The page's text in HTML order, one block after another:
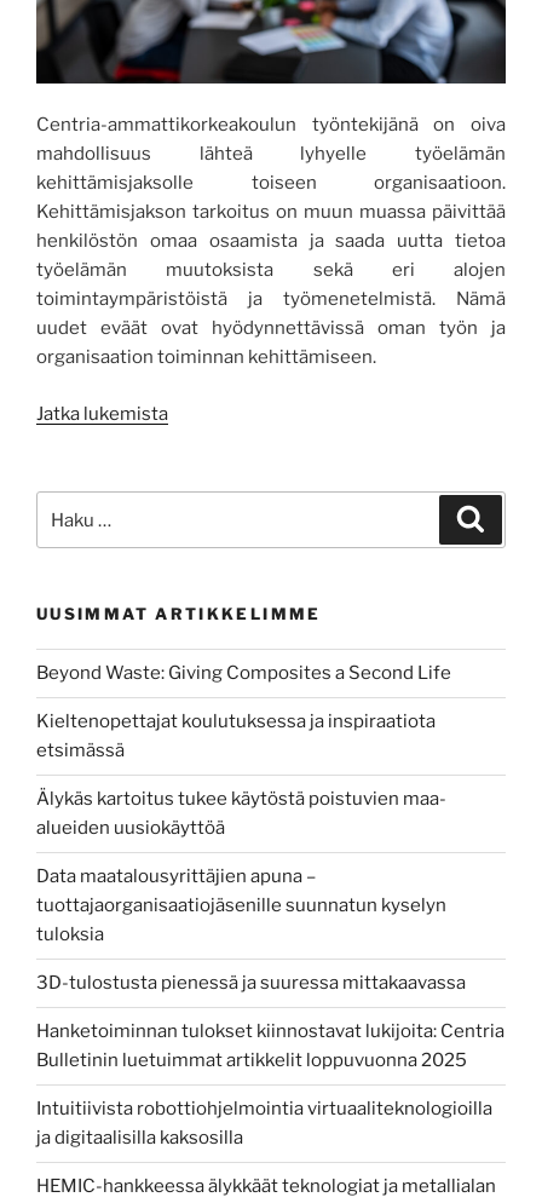
Centria-ammattikorkeakoulun työntekijänä on oiva
mahdollisuus lähteä lyhyelle työelämän
kehittämisjaksolle toiseen organisaatioon.
Kehittämisjakson tarkoitus on muun muassa päivittää
henkilöstön omaa osaamista ja saada uutta tietoa
työelämän muutoksista sekä eri alojen
toimintaympäristöistä ja työmenetelmistä. Nämä
uudet eväät ovat hyödynnettävissä oman työn ja
organisaation toiminnan kehittämiseen.
Jatka lukemista”Erilainen
UUSIMMAT ARTIKKELIMME
Beyond Waste: Giving Composites a Second Life
Kieltenopettajat koulutuksessa ja inspiraatiota
etsimässä
Älykäs kartoitus tukee käytöstä poistuvien maa-
alueiden uusiokäyttöä
Data maatalousyrittäjien apuna –
tuottajaorganisaatiojäsenille suunnatun kyselyn
tuloksia
3D-tulostusta pienessä ja suuressa mittakaavassa
Hanketoiminnan tulokset kiinnostavat lukijoita: Centria
Bulletinin luetuimmat artikkelit loppuvuonna 2025
Intuitiivista robottiohjelmointia virtuaaliteknologioilla
ja digitaalisilla kaksosilla
HEMIC-hankkeessa älykkäät teknologiat ja metallialan